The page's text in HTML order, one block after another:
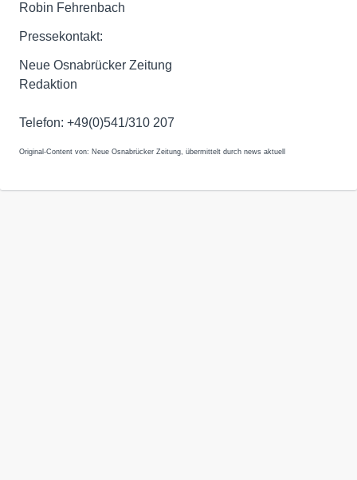
Robin Fehrenbach
Pressekontakt:
Neue Osnabrücker Zeitung
Redaktion
Telefon: +49(0)541/310 207
Original-Content von: Neue Osnabrücker Zeitung, übermittelt durch news aktuell